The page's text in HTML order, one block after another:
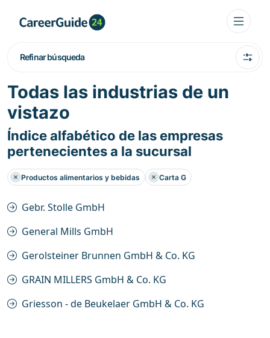
Refinar búsqueda
Todas las industrias de un
vistazo
Índice alfabético de las empresas
pertenecientes a la sucursal
Productos alimentarios y bebidas Carta G
Gebr. Stolle GmbH
General Mills GmbH
Gerolsteiner Brunnen GmbH & Co. KG
GRAIN MILLERS GmbH & Co. KG
Griesson - de Beukelaer GmbH & Co. KG